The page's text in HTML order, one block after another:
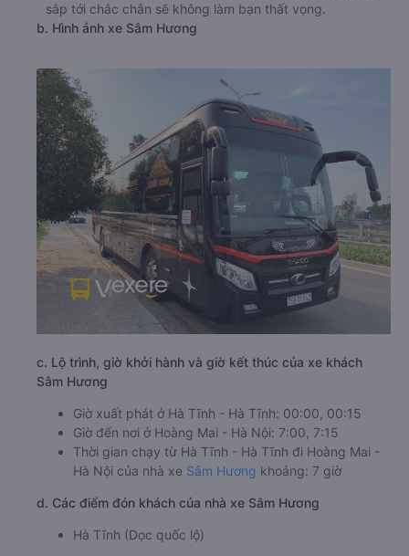
sắp tới chắc chắn sẽ không làm bạn thất vọng.
b. Hình ảnh xe Sâm Hương
c. Lộ trình, giờ khởi hành và giờ kết thúc của xe khách
Sâm Hương
Giờ xuất phát ở Hà Tĩnh - Hà Tĩnh: 00:00, 00:15
Giờ đến nơi ở Hoàng Mai - Hà Nội: 7:00, 7:15
Thời gian chạy từ Hà Tĩnh - Hà Tĩnh đi Hoàng Mai -
Hà Nội của nhà xe Sâm Hương khoảng: 7 giờ
d. Các điểm đón khách của nhà xe Sâm Hương
Hà Tĩnh (Dọc quốc lộ)